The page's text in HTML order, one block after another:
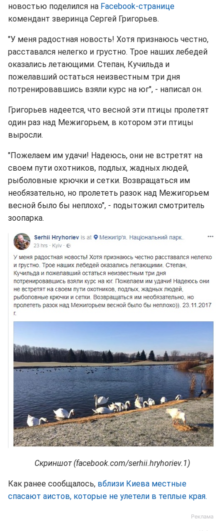
новостью поделился на Facebook-странице
комендант зверинца Сергей Григорьев.
"У меня радостная новость! Хотя признаюсь честно,
расставался нелегко и грустно. Трое наших лебедей
оказались летающими. Степан, Кучильда и
пожелавший остаться неизвестным три дня
потренировавшись взяли курс на юг", - написал он.
Григорьев надеется, что весной эти птицы пролетят
один раз над Межигорьем, в котором эти птицы
выросли.
"Пожелаем им удачи! Надеюсь, они не встретят на
своем пути охотников, подлых, жадных людей,
рыболовные крючки и сетки. Возвращаться им
необязательно, но пролететь разок над Межигорьем
весной было бы неплохо", - подытожил смотритель
зоопарка.
Скриншот (facebook.com/serhii.hryhoriev.1)
Как ранее сообщалось, вблизи Киева местные
спасают аистов, которые не улетели в теплые края.